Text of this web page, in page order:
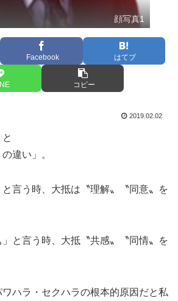
顔写真1
Facebook はてブ
コピー
2019.02.02
違い」。
言う時、大抵は〝理解〟〝同意〟を
と言う時、大抵〝共感〟〝同情〟を
ハラ・セクハラの根本的原因だと私